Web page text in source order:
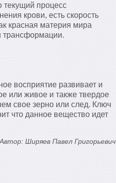
текущий процесс
крови, есть скорость
красная материя мира
трансформации.
восприятие развивает и
или живое и также твердое
свое зерно или след. Ключ
что данное вещество идет
Автор: Ширяев Павел Григорьевич